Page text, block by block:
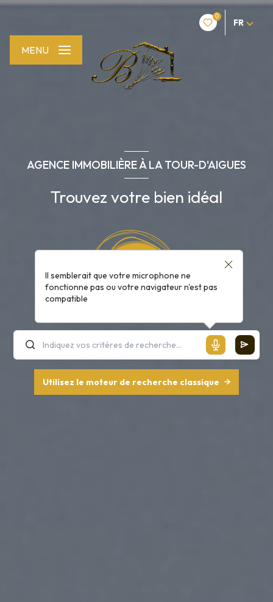
0
FR
MENU
AGENCE IMMOBILIÈRE À LA TOUR-D'AIGUES
Trouvez votre bien idéal
Il semblerait que votre microphone ne
fonctionne pas ou votre navigateur n'est pas
compatible
Utilisez le moteur de recherche classique